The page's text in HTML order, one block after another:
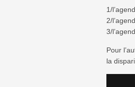
1/
2/
3/
Pour
la